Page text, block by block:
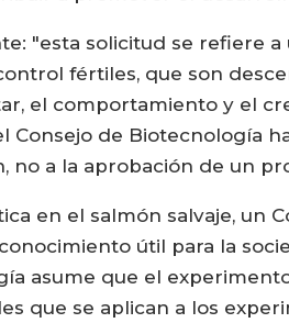
"esta solicitud se refiere
fértiles, que son
el comportamiento y el
Consejo de Biotecnología
no a la aprobación de un
en el salmón salvaje, un
útil para la
asume que el
que se aplican a los